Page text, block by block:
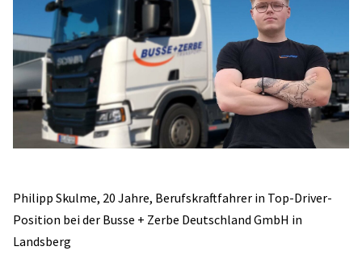
Philipp Skulme, 20 Jahre, Berufskraftfahrer in Top-Driver-
Position bei der Busse + Zerbe Deutschland GmbH in
Landsberg